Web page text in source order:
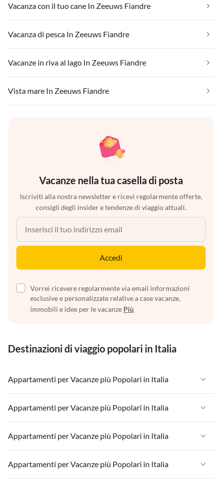
Vacanza con il tuo cane In Zeeuws Fiandre
Vacanza di pesca In Zeeuws Fiandre
Vacanze in riva al lago In Zeeuws Fiandre
Vista mare In Zeeuws Fiandre
Vacanze nella tua casella di posta
Iscriviti alla nostra newsletter e ricevi regolarmente offerte,
consigli degli insider e tendenze di viaggio attuali.
Accedi
Vorrei ricevere regolarmente via email informazioni
esclusive e personalizzate relative a case vacanze,
immobili e idee per le vacanze Più
Destinazioni di viaggio popolari in Italia
Appartamenti per Vacanze più Popolari in Italia
Appartamenti per Vacanze in Italia
Appartamenti per Vacanze in Liguria
Appartamenti per Vacanze in Lombardia
Appartamenti per Vacanze in Lago di Garda
Appartamenti per Vacanze più Popolari in Italia
Appartamenti per Vacanze in Italia
Appartamenti per Vacanze in Liguria
Appartamenti per Vacanze in Lombardia
Appartamenti per Vacanze più Popolari in Italia
Appartamenti per Vacanze in Italia
Appartamenti per Vacanze in Liguria
Appartamenti per Vacanze più Popolari in Italia